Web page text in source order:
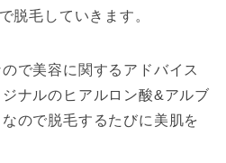
脱毛していきます。
で美容に関するアドバイス
ナルのヒアルロン酸&アルブ
ので脱毛するたびに美肌を